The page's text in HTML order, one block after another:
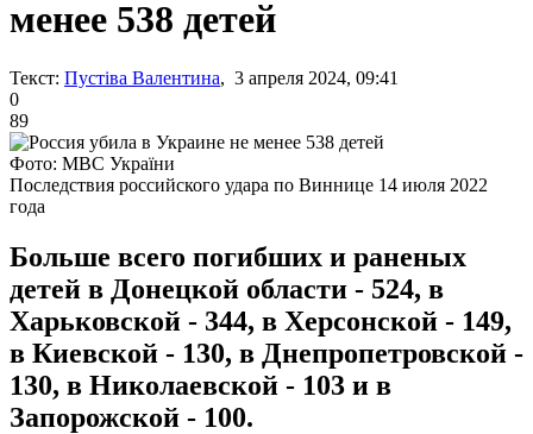
менее 538 детей
Текст: Пустіва Валентина, 3 апреля 2024, 09:41
0
89
Фото: МВС України
Последствия российского удара по Виннице 14 июля 2022
года
Больше всего погибших и раненых
детей в Донецкой области - 524, в
Харьковской - 344, в Херсонской - 149,
в Киевской - 130, в Днепропетровской -
130, в Николаевской - 103 и в
Запорожской - 100.